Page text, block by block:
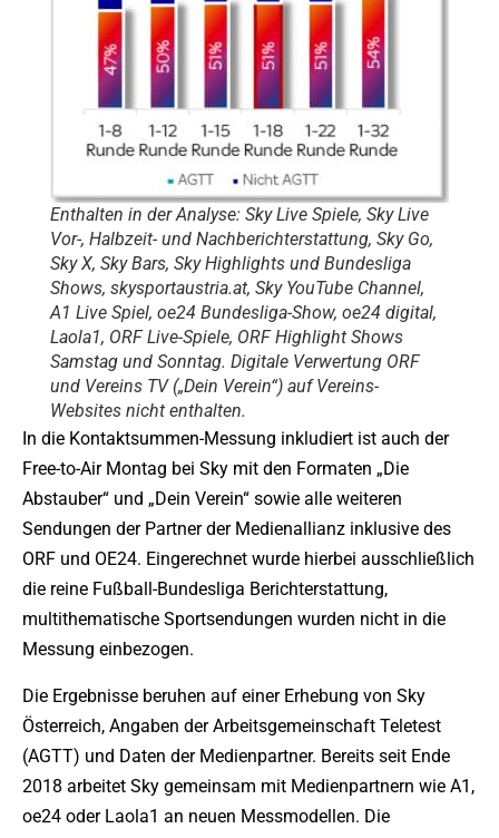
Enthalten in der Analyse: Sky Live Spiele, Sky Live
Vor-, Halbzeit- und Nachberichterstattung, Sky Go,
Sky X, Sky Bars, Sky Highlights und Bundesliga
Shows, skysportaustria.at, Sky YouTube Channel,
A1 Live Spiel, oe24 Bundesliga-Show, oe24 digital,
Laola1, ORF Live-Spiele, ORF Highlight Shows
Samstag und Sonntag. Digitale Verwertung ORF
und Vereins TV („Dein Verein“) auf Vereins-
Websites nicht enthalten.
In die Kontaktsummen-Messung inkludiert ist auch der
Free-to-Air Montag bei Sky mit den Formaten „Die
Abstauber“ und „Dein Verein“ sowie alle weiteren
Sendungen der Partner der Medienallianz inklusive des
ORF und OE24. Eingerechnet wurde hierbei ausschließlich
die reine Fußball-Bundesliga Berichterstattung,
multithematische Sportsendungen wurden nicht in die
Messung einbezogen.
Die Ergebnisse beruhen auf einer Erhebung von Sky
Österreich, Angaben der Arbeitsgemeinschaft Teletest
(AGTT) und Daten der Medienpartner. Bereits seit Ende
2018 arbeitet Sky gemeinsam mit Medienpartnern wie A1,
oe24 oder Laola1 an neuen Messmodellen. Die